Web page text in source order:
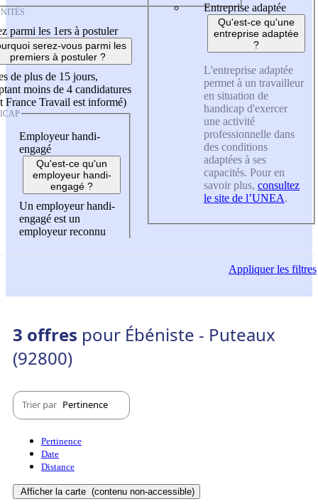
parmi les 1ers à postuler
serez-vous parmi les
premiers à postuler ?
de plus de 15 jours,
moins de 4 candidatures
France Travail est informé)
Employeur handi-
engagé
Qu'est-ce qu'un
employeur handi-
engagé ?
Un employeur handi-
engagé est un
employeur reconnu
Entreprise adaptée
Qu'est-ce qu'une
entreprise adaptée
?
L'entreprise adaptée
permet à un travailleur
en situation de
handicap d'exercer
une activité
professionnelle dans
des conditions
adaptées à ses
capacités. Pour en
savoir plus, consultez
le site de l’UNEA.
Appliquerles filtres
3 offres pour Ébéniste - Puteaux
(92800)
Trier par Pertinence
Pertinence
Date
Distance
Afficher la carte (contenu non-accessible)